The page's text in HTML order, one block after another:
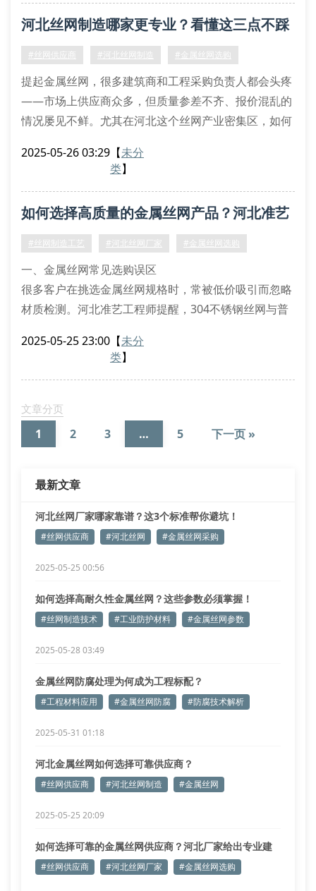
牢固无虚接。以准艺丝网为例，其采用全自动数控焊接
设备，精准控制网孔尺寸误差在±0.5mm以内。这种精
河北丝网制造哪家更专业？看懂这三点不踩
坑
#丝网供应商 #河北丝网制造 #金属丝网选购
提起金属丝网，很多建筑商和工程采购负责人都会头疼
——市场上供应商众多，但质量参差不齐、报价混乱的
情况屡见不鲜。尤其在河北这个丝网产业密集区，如何
关键维度为您解析。
点抗拉强度提升40%。不同于传统手工编织易出现的脱
焊问题，机械化生产线能精准控制不锈钢丝、镀
2025-05-26 03:29 【未分
类】
如何选择高质量的金属丝网产品？河北准艺
为您解答
#丝网制造工艺 #河北丝网厂家 #金属丝网选购
一、金属丝网常见选购误区
很多客户在挑选金属丝网规格时，常被低价吸引而忽略
材质检测。河北准艺工程师提醒，304不锈钢丝网与普
供的材质证明，并要求提供金属丝网样品进行实地测
优质的金属丝网厂家会提供完整的技术参数：
孔径精度误差不超过±0.02mm
金属丝网抗拉强度需达到行业标准
2025-05-25 23:00 【未分
类】
文章分页
1 2 3 … 5 下一页 »
最新文章
河北丝网厂家哪家靠谱？这3个标准帮你避坑！
#丝网供应商 #河北丝网 #金属丝网采购
2025-05-25 00:56
如何选择高耐久性金属丝网？这些参数必须掌握！
#丝网制造技术 #工业防护材料 #金属丝网参数
2025-05-28 03:49
金属丝网防腐处理为何成为工程标配？
#工程材料应用 #金属丝网防腐 #防腐技术解析
2025-05-31 01:18
河北金属丝网如何选择可靠供应商？
#丝网供应商 #河北丝网制造 #金属丝网
2025-05-25 20:09
如何选择可靠的金属丝网供应商？河北厂家给出专业建
议#丝网供应商 #河北丝网厂家 #金属丝网选购